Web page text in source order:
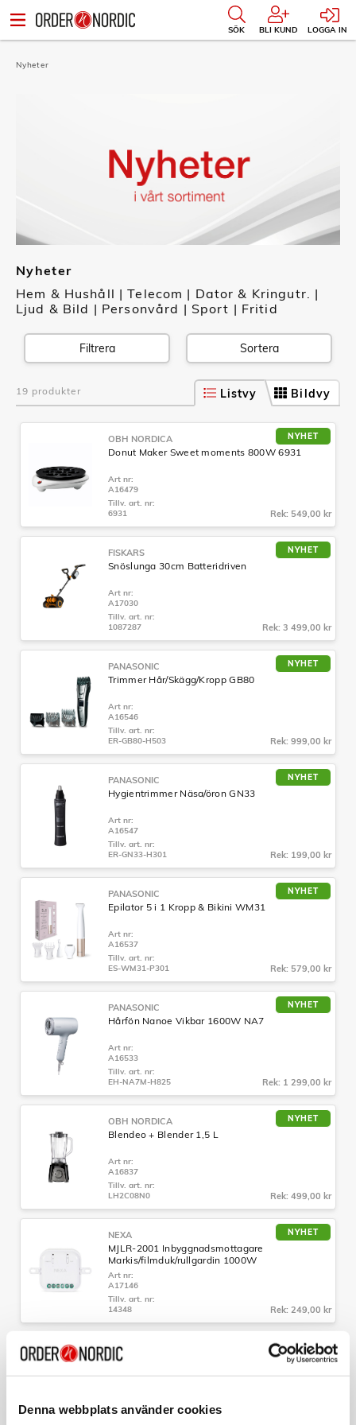
Denna webbplats använder cookies
SÖK BLI KUND LOGGA IN
Nyheter
Nyheter
Hem & Hushåll |Telecom | Dator & Kringutr. |
Ljud & Bild | Personvård | Sport | Fritid
Filtrera Sortera
19 produkter Bildvy
Listvy
NYHET
OBH NORDICA
Donut Maker Sweet moments 800W 6931
Art nr:
A16479
Tillv. art. nr:
6931
Rek: 549,00 kr
NYHET
FISKARS
Snöslunga 30cm Batteridriven
Art nr:
A17030
Tillv. art. nr:
1087287
Rek: 3 499,00 kr
NYHET
PANASONIC
Trimmer Hår/Skägg/Kropp GB80
Art nr:
A16546
Tillv. art. nr:
ER-GB80-H503
Rek: 999,00 kr
NYHET
PANASONIC
Hygientrimmer Näsa/öron GN33
Art nr:
A16547
Tillv. art. nr:
ER-GN33-H301
Rek: 199,00 kr
NYHET
PANASONIC
Epilator 5 i 1 Kropp & Bikini WM31
Art nr:
A16537
Tillv. art. nr:
ES-WM31-P301
Rek: 579,00 kr
NYHET
PANASONIC
Hårfön Nanoe Vikbar 1600W NA7
Art nr:
A16533
Tillv. art. nr:
EH-NA7M-H825
Rek: 1 299,00 kr
NYHET
OBH NORDICA
Blendeo + Blender 1,5 L
Art nr:
A16837
Tillv. art. nr:
LH2C08N0
Rek: 499,00 kr
NYHET
NEXA
MJLR-2001 Inbyggnadsmottagare
Markis/filmduk/rullgardin 1000W
Art nr:
A17146
Tillv. art. nr:
14348
Rek: 249,00 kr
NYHET
NEXA
Trygga Hem-paket Linné Stor
Tillv. art. nr: